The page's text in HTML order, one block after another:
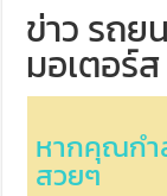
ข่าว รถย
มอเตอร์
หากคุณกำ
สวยๆ